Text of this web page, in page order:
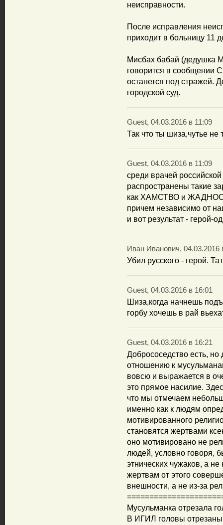
неисправности.
После исправления
приходит в больницу 11
Мисбах бабай (дедушка
говорится в сообщении
останется под стражей.
городской суд.
Guest, 04.03.2016 в 11:09
Так что ты шиза,чутье не
Guest, 04.03.2016 в 11:09
среди врачей
распространены такие
как ХАМСТВО и
причем независимо от
и вот результат - герой-
Иван Иванович, 04.03.2016
Убил русского - герой.
Guest, 04.03.2016 в 16:01
Шиза,когда начнешь
горбу хочешь в рай
Guest, 04.03.2016 в 16:21
Добрососедство есть,
отношению к
вовсю и выражается в
это прямое насилие.
что мы отмечаем
именно как к людям
мотивированного
становятся жертвами
оно мотивировано не
людей, условно говоря,
этнических чужаков, а
жертвам от этого
внешности, а не из-за
Мусульманка отрезала
В ИГИЛ головы